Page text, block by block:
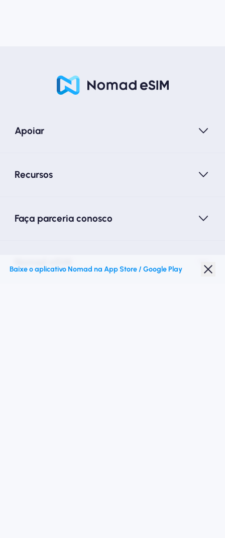
Apoiar
Recursos
Faça parceria conosco
Baixe o aplicativo Nomad na App Store / Google Play